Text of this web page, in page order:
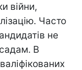
війни,
Часто
не
В